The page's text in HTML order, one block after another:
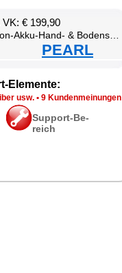
€ 199,90
Hand- & Bo­densau­ger zum Nass- und Tro­ckensau­gen
PEARL
Ele­men­te:
usw. • 9 Kun­den­mei­nun­gen
Sup­port-Be­
reich